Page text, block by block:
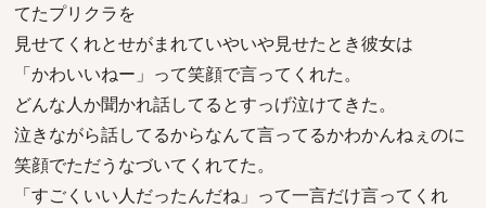
てたプリクラを
見せてくれとせがまれていやいや見せたとき彼女は
「かわいいねー」って笑顔で言ってくれた。
どんな人か聞かれ話してるとすっげ泣けてきた。
泣きながら話してるからなんて言ってるかわかんねぇのに
笑顔でただうなづいてくれてた。
「すごくいい人だったんだね」って一言だけ言ってくれ